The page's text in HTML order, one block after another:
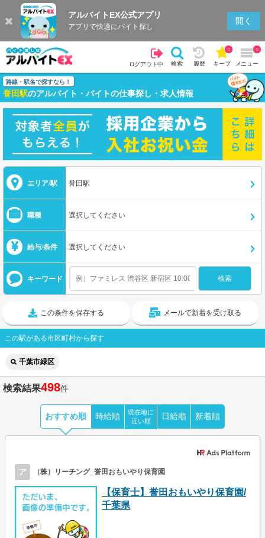
アルバイトEX公式アプリ
アプリで快適にバイト探し
開く
ログアウト中 検索 履歴 キープ
0
メニュー
0
路線・駅名で探すなら！
誉田駅のアルバイト・バイトの仕事探し・求人情報
エリア/駅 誉田駅
職種 選択してください
給与/条件 選択してください
キーワード
この条件を保存する メールで新着を受け取る
この駅がある市区町村から探す
千葉市緑区
検索結果498件
おすすめ順 時給順
現在地に
近い順
日給順 新着順
ア （株）リーチング_誉田おもいやり保育園
【保育士】誉田おもいやり保育園/
千葉県